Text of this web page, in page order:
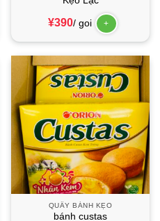
¥390/ goi +
QUẦY BÁNH KẸO
bánh custas